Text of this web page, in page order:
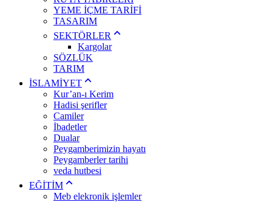
YEME İÇME TARİFİ
TASARIM
SEKTÖRLER
Kargolar
SÖZLÜK
TARIM
İSLAMİYET
Kur’an-ı Kerim
Hadisi şerifler
Camiler
İbadetler
Dualar
Peygamberimizin hayatı
Peygamberler tarihi
veda hutbesi
EĞİTİM
Meb elekronik işlemler